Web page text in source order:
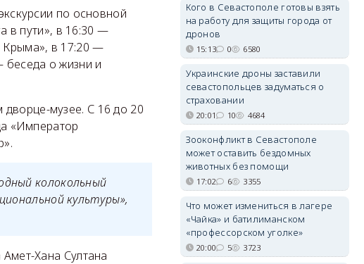
по основной
в пути», в 16:30 —
Крыма», в 17:20 —
беседа о жизни и
музее. С 16 до 20
«Император
колокольный
культуры»,
Хана Султана
Кого в Севастополе готовы взять
на работу для защиты города от
дронов
15:13 0 6580
Украинские дроны заставили
севастопольцев задуматься о
страховании
20:01 10 4684
Зооконфликт в Севастополе
может оставить бездомных
животных без помощи
17:02 6 3355
Что может измениться в лагере
«Чайка» и батилиманском
«профессорском уголке»
20:00 5 3723